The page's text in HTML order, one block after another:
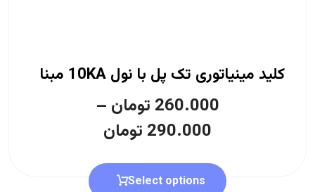
کلید مینیاتوری تک پل با نول 10KA مبنا
260.000 تومان –
290.000 تومان
Select options